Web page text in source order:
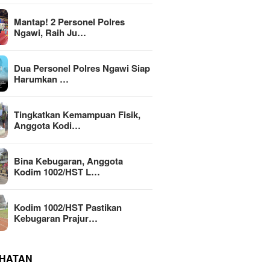
Mantap! 2 Personel Polres
Ngawi, Raih Ju…
Dua Personel Polres Ngawi Siap
Harumkan …
Tingkatkan Kemampuan Fisik,
Anggota Kodi…
Bina Kebugaran, Anggota
Kodim 1002/HST L…
Kodim 1002/HST Pastikan
Kebugaran Prajur…